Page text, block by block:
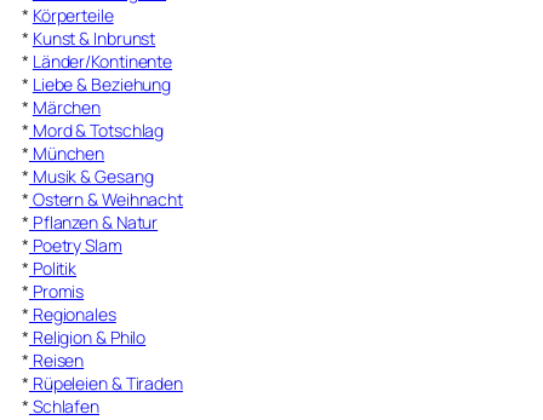
* Körperteile
* Kunst & Inbrunst
* Länder/Kontinente
* Liebe & Beziehung
* Märchen
* Mord & Totschlag
* München
* Musik & Gesang
* Ostern & Weihnacht
* Pflanzen & Natur
* Poetry Slam
* Politik
* Promis
* Regionales
* Religion & Philo
* Reisen
* Rüpeleien & Tiraden
* Schlafen